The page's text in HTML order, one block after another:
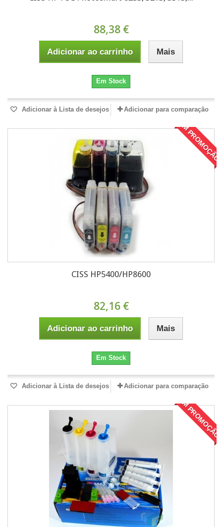
88,38 €
Adicionar ao carrinho Mais
Em Stock
Adicionar à Lista de desejos Adicionar para comparação
EM
CISS HP5400/HP8600
82,16 €
Adicionar ao carrinho Mais
Em Stock
Adicionar à Lista de desejos Adicionar para comparação
EM